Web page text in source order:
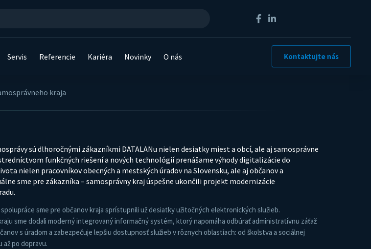
Servis Referencie Kariéra Novinky O nás Kontaktujte nás
kraja
sú dlhoročnými zákazníkmi DATALANu nielen desiatky miest a obcí, ale aj samosprávne
funkčných riešení a nových technológií prenášame výhody digitalizácie do
nielen pracovníkov obecných a mestských úradov na Slovensku, ale aj občanov a
sme pre zákazníka – samosprávny kraj úspešne ukončili projekt modernizácie
sme pre občanov kraja sprístupnili už desiatky užitočných elektronických služieb.
sme dodali moderný integrovaný informačný systém, ktorý napomáha odbúrať administratívnu záťaž
s úradom a zabezpečuje lepšiu dostupnosť služieb v rôznych oblastiach: od školstva a sociálnej
po dopravu.